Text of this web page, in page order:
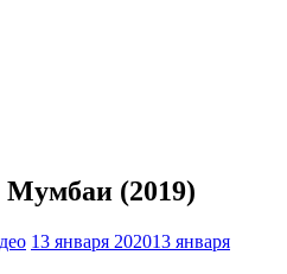
(2019)
13 января 202013 января